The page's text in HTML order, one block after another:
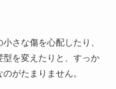
さな傷を心配したり、
を変えたりと、すっか
がたまりません。